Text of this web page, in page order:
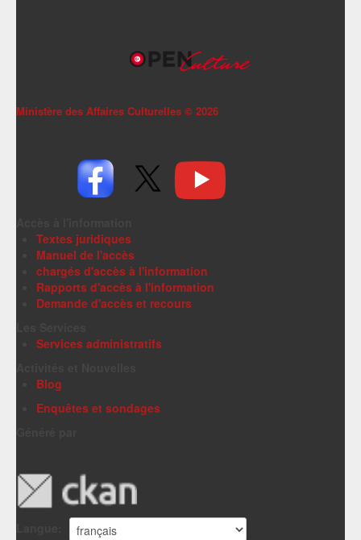
Ministère des Affaires Culturelles © 2026
Textes juridiques
Manuel de l'accès
chargés d'accès à l'information
Rapports d'accès à l'information
Demande d'accès et recours
Services administratifs
Blog
Enquêtes et sondages